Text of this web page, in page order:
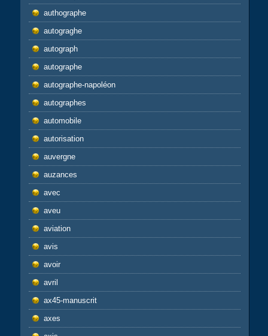
authographe
autograghe
autograph
autographe
autographe-napoléon
autographes
automobile
autorisation
auvergne
auzances
avec
aveu
aviation
avis
avoir
avril
ax45-manuscrit
axes